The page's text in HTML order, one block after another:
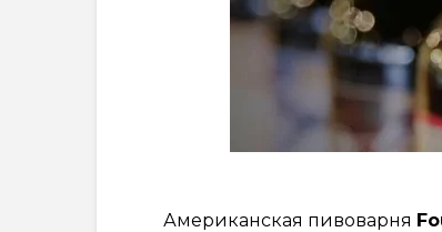
Американская пивоварня